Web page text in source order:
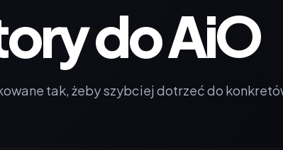
do AiO
tak, żeby szybciej dotrzeć do